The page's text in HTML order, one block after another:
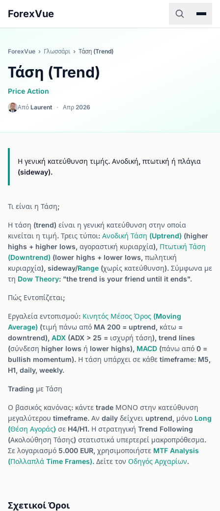
ForexVue
ForexVue › Γλωσσάρι › Τάση (Trend)
Τάση (Trend)
Price Action
Από Laurent · Απρ 2026
Η γενική κατεύθυνση τιμής. Ανοδική, πτωτική ή πλάγια
(sideway).
Τι είναι η Τάση;
Η τάση (trend) είναι η γενική κατεύθυνση στην οποία
κινείται η τιμή. Τρεις τύποι: Ανοδική Τάση (Uptrend) (higher
highs + higher lows, αγοραστική κυριαρχία), Πτωτική Τάση
(Downtrend) (lower highs + lower lows, πωλητική
κυριαρχία), sideway/Range (χωρίς κατεύθυνση). Σύμφωνα με
τη Dow Theory: "the trend is your friend until it ends".
Πώς Εντοπίζεται;
Εργαλεία εντοπισμού: Κινητός Μέσος Όρος (Moving
Average) (τιμή πάνω από MA 200 = uptrend, κάτω =
downtrend), ADX (ADX > 25 = ισχυρή τάση), trend lines
(σύνδεση higher lows ή lower highs), MACD (πάνω από 0 =
bullish momentum). Η τάση υπάρχει σε κάθε timeframe: M5,
H1, daily, weekly.
Trading με Τάση
Ο βασικός κανόνας: κάντε trade ΜΟΝΟ στην κατεύθυνση
μεγαλύτερου timeframe. Αν daily δείχνει uptrend, μόνο Long
(Θέση Αγοράς) σε H4/H1. Η στρατηγική Trend Following
(Ακολούθηση Τάσης) στατιστικά υπερτερεί μακροπρόθεσμα.
Σε λογαριασμό 5.000 EUR, χρησιμοποιήστε MTF Analysis
(Πολλαπλά Time Frames). Δείτε τον Οδηγός Αρχαρίων.
Σχετικοί Όροι